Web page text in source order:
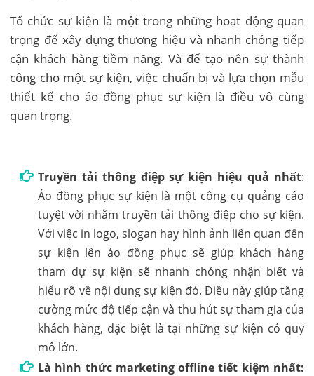
Tổ chức sự kiện là một trong những hoạt động quan
trọng để xây dựng thương hiệu và nhanh chóng tiếp
cận khách hàng tiềm năng. Và để tạo nên sự thành
công cho một sự kiện, việc chuẩn bị và lựa chọn mẫu
thiết kế cho áo đồng phục sự kiện là điều vô cùng
quan trọng.
Truyền tải thông điệp sự kiện hiệu quả nhất:
Áo đồng phục sự kiện là một công cụ quảng cáo
tuyệt vời nhằm truyền tải thông điệp cho sự kiện.
Với việc in logo, slogan hay hình ảnh liên quan đến
sự kiện lên áo đồng phục sẽ giúp khách hàng
tham dự sự kiện sẽ nhanh chóng nhận biết và
hiểu rõ về nội dung sự kiện đó. Điều này giúp tăng
cường mức độ tiếp cận và thu hút sự tham gia của
khách hàng, đặc biệt là tại những sự kiện có quy
mô lớn.
Là hình thức marketing offline tiết kiệm nhất: